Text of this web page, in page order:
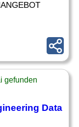
gefunden
Data